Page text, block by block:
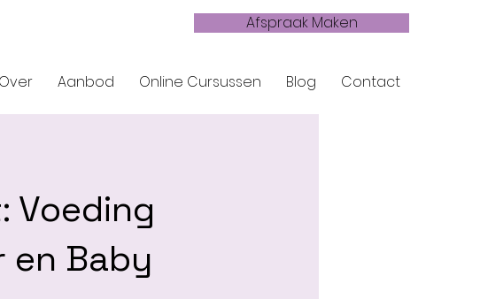
Afspraak Maken
Over Aanbod Online Cursussen Blog Contact
Voeding
en Baby